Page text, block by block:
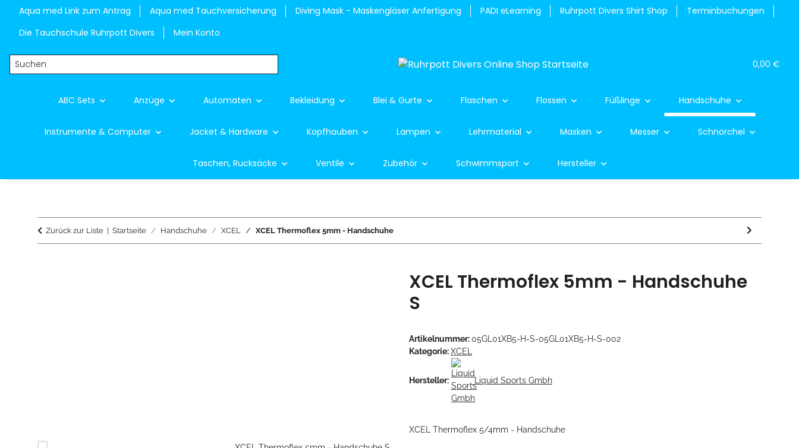
Aqua med Link zum Antrag Aqua med Tauchversicherung Diving Mask - Maskengläser Anfertigung PADI eLearning Ruhrpott Divers Shirt Shop
Terminbuchungen
Die Tauchschule Ruhrpott Divers
Mein Konto
0,00 €
ABC Sets Anzüge Automaten Bekleidung Blei & Gurte Flaschen Flossen Füßlinge Handschuhe
Instrumente & Computer Jacket & Hardware Kopfhauben Lampen Lehrmaterial Masken Messer Schnorchel
Taschen, Rucksäcke Ventile Zubehör Schwimmsport Hersteller
Zurück zur Liste Startseite Handschuhe XCEL XCEL Thermoflex 5mm - Handschuhe
XCEL Thermoflex 5mm - Handschuhe
S
Artikelnummer:05GL01XB5-H-S-05GL01XB5-H-S-002
Kategorie:XCEL
Hersteller: Liquid Sports Gmbh
XCEL Thermoflex 5/4mm - Handschuhe